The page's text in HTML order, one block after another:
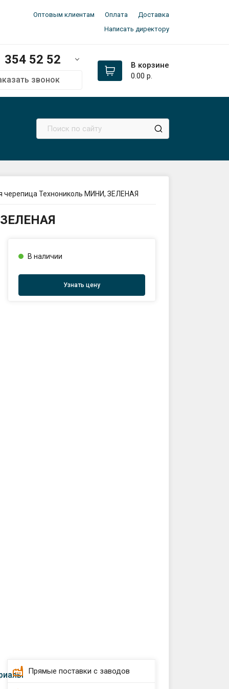
Оптовым клиентам Оплата
Доставка
Написать директору
354 52 52
52 52
👉@dpk_minsk
21 52
розничный склад):
тракт 2 (авторынок
проезда к складу:
звонок
В корзине
0.00 р.
черепица Технониколь МИНИ, ЗЕЛЕНАЯ
ЗЕЛЕНАЯ
В наличии
Узнать цену
Прямые поставки с заводов